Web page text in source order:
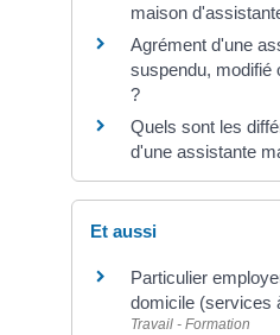
maison
Agrément d'une
suspendu, modifié
?
Quels sont les
d'une assistante
Et aussi
Particulier
domicile (services
Travail - Formation